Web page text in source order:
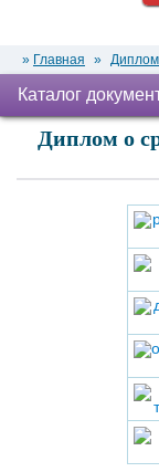
» Главная » Диплом
Каталог
Диплом о